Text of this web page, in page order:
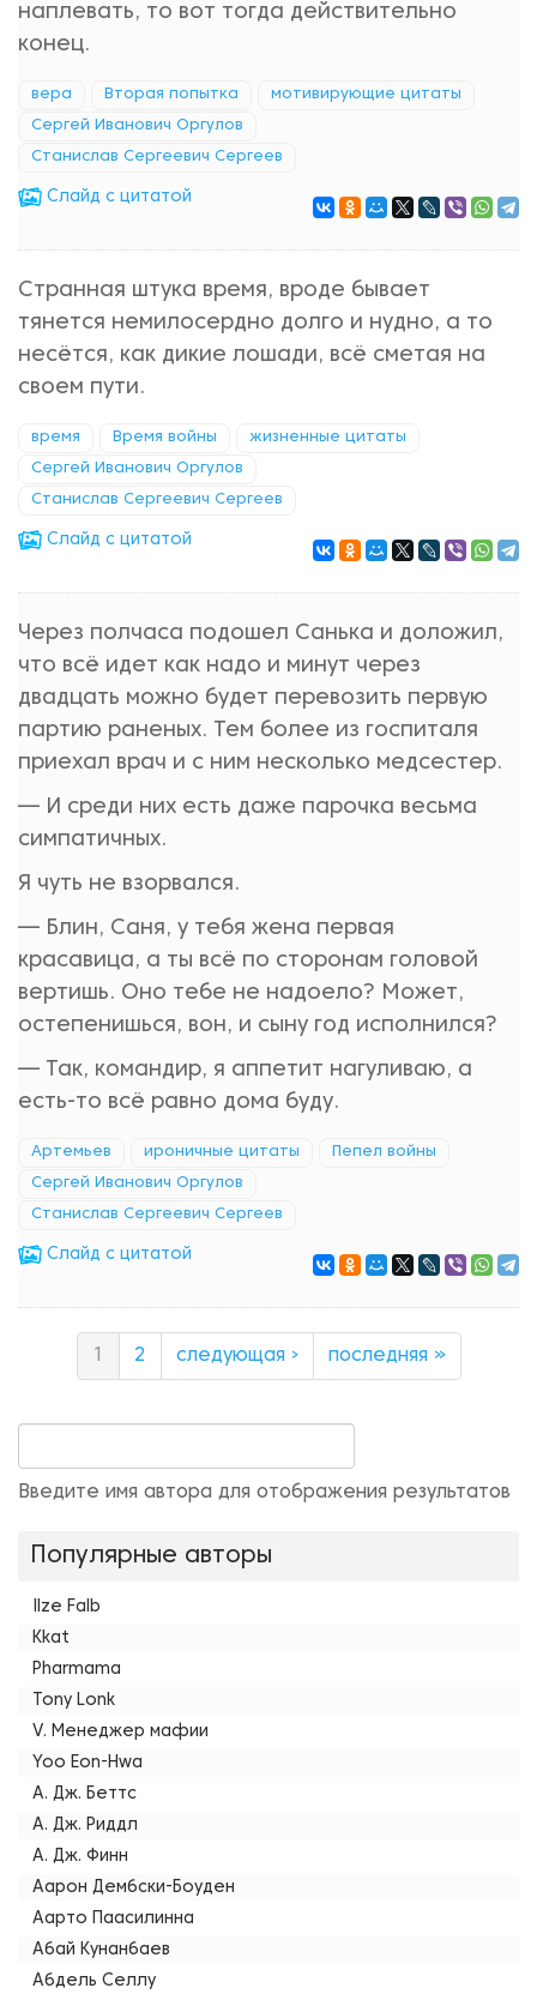
наплевать, то вот тогда действительно
конец.
вера Вторая попытка мотивирующие цитаты
Сергей Иванович Оргулов
Станислав Сергеевич Сергеев
Cлайд с цитатой
Странная штука время, вроде бывает
тянется немилосердно долго и нудно, а то
несётся, как дикие лошади, всё сметая на
своем пути.
время Время войны жизненные цитаты
Сергей Иванович Оргулов
Станислав Сергеевич Сергеев
Cлайд с цитатой
Через полчаса подошел Санька и доложил,
что всё идет как надо и минут через
двадцать можно будет перевозить первую
партию раненых. Тем более из госпиталя
приехал врач и с ним несколько медсестер.
— И среди них есть даже парочка весьма
симпатичных.
Я чуть не взорвался.
— Блин, Саня, у тебя жена первая
красавица, а ты всё по сторонам головой
вертишь. Оно тебе не надоело? Может,
остепенишься, вон, и сыну год исполнился?
— Так, командир, я аппетит нагуливаю, а
есть-то всё равно дома буду.
Артемьев ироничные цитаты Пепел войны
Сергей Иванович Оргулов
Станислав Сергеевич Сергеев
Cлайд с цитатой
2 следующая › последняя »
Введите имя автора для отображения результатов
Популярные авторы
Ilze Falb
Kkat
Pharmama
Tony Lonk
V. Менеджер мафии
Yoo Eon-Hwa
А. Дж. Беттс
А. Дж. Риддл
А. Дж. Финн
Аарон Дембски-Боуден
Аарто Паасилинна
Абай Кунанбаев
Абдель Селлу